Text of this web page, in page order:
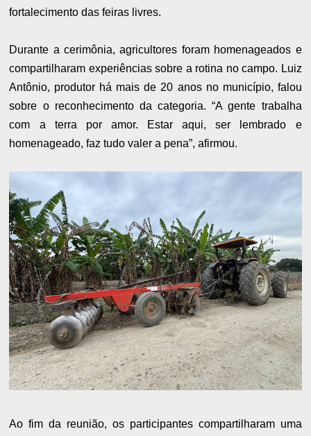
fortalecimento das feiras livres.
Durante a cerimônia, agricultores foram homenageados e
compartilharam experiências sobre a rotina no campo. Luiz
Antônio, produtor há mais de 20 anos no município, falou
sobre o reconhecimento da categoria. “A gente trabalha
com a terra por amor. Estar aqui, ser lembrado e
homenageado, faz tudo valer a pena”, afirmou.
Ao fim da reunião, os participantes compartilharam uma